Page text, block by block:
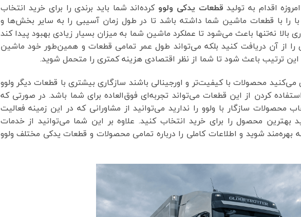
اقدام به تولید قطعات یدکی ولوو کرده‌اند شما باید برندی را برای خرید انتخاب
را با قطعات ماشین شما داشته باشد تا در طول زمان آسیبی را به سایر بخش‌ها و
بالا نه‌تنها باعث می‌شود تا عملکرد ماشین شما به میزان بسیار زیادی بهبود پیدا کند
را از آن دریافت کنید بلکه می‌تواند طول عمر تمامی قطعات و همین‌طور خود ماشین
ترتیب باعث شود تا شما از نظر اقتصادی هزینه کمتری را متحمل شوید.
محصولات با کیفیت‌تر و اورجینالی باشند سازگاری بیشتری با قطعات دیگر ولوو
کردن از این قطعات می‌تواند تجربه‌ای فوق‌العاده برای شما باشد. در صورتی که
محصولات سازگار با ولوو را ندارید می‌توانید از مشاورانی که در این زمینه فعالیت
بهترین محصول را برای خرید انتخاب کنید. علاوه بر این شما می‌توانید از خدمات
بهره‌مند شوید و اطلاعات کاملی را درباره تمامی محصولات و قطعات یدکی مختلف ولوو